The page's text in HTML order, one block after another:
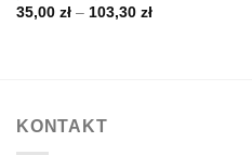
35,00 zł – 103,30 złZakres
KONTAKT